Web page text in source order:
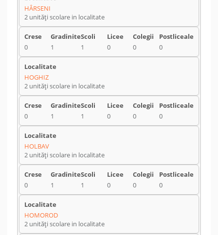
HÂRSENI
2 unități scolare in localitate
0 1 1 0 0 0
HOGHIZ
2 unități scolare in localitate
0 1 1 0 0 0
HOLBAV
2 unități scolare in localitate
0 1 1 0 0 0
HOMOROD
2 unități scolare in localitate